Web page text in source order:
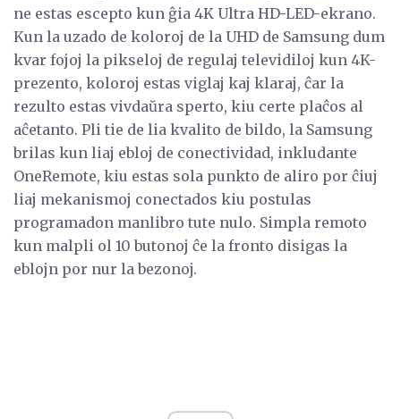
ne estas escepto kun ĝia 4K Ultra HD-LED-ekrano.
Kun la uzado de koloroj de la UHD de Samsung dum
kvar fojoj la pikseloj de regulaj televidiloj kun 4K-
prezento, koloroj estas viglaj kaj klaraj, ĉar la
rezulto estas vivdaŭra sperto, kiu certe plaĉos al
aĉetanto. Pli tie de lia kvalito de bildo, la Samsung
brilas kun liaj ebloj de conectividad, inkludante
OneRemote, kiu estas sola punkto de aliro por ĉiuj
liaj mekanismoj conectados kiu postulas
programadon manlibro tute nulo. Simpla remoto
kun malpli ol 10 butonoj ĉe la fronto disigas la
eblojn por nur la bezonoj.